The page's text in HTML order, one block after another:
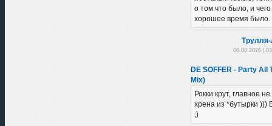
о том что было, и
хорошее время
06.08.2026 |
DE SOFFER - Party All
Mix)
Рокки крут, главное
хрена из *бутырки )))
;)